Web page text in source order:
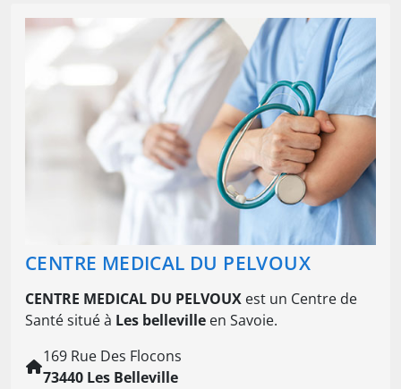
CENTRE MEDICAL DU PELVOUX
CENTRE MEDICAL DU PELVOUX est un Centre de
Santé situé à Les belleville en Savoie.
169 Rue Des Flocons
73440 Les Belleville